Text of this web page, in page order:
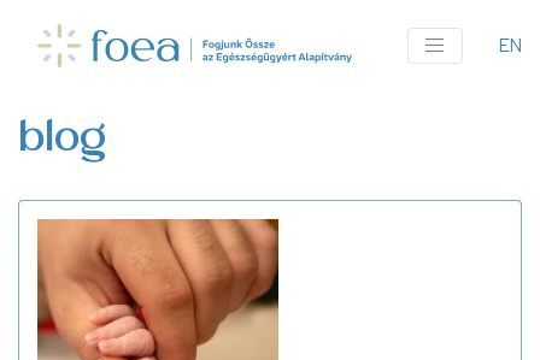
tartalomra
EN
blog